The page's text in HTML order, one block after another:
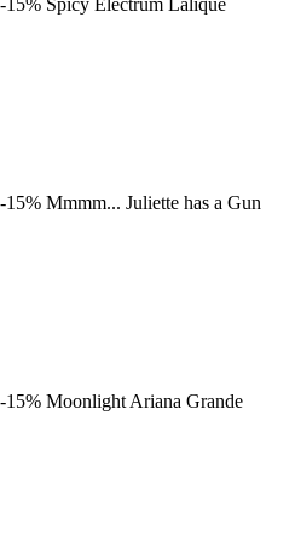
-15% Spicy Electrum Lalique
-15% Mmmm... Juliette has a Gun
-15% Moonlight Ariana Grande